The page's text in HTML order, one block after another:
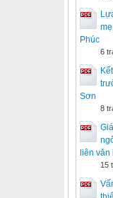
Phúc
6
Sơn
8
liên
15